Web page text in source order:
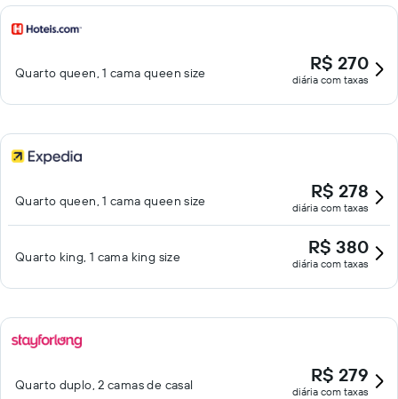
Quarto queen, 1 cama queen size R$ 270
diária com taxas
Quarto queen, 1 cama queen size R$ 278
diária com taxas
Quarto king, 1 cama king size R$ 380
diária com taxas
Quarto duplo, 2 camas de casal R$ 279
diária com taxas